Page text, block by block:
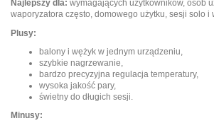
Najlepszy dla: wymagających użytkowników, osób
waporyzatora często, domowego użytku, sesji solo i
Plusy:
balony i wężyk w jednym urządzeniu,
szybkie nagrzewanie,
bardzo precyzyjna regulacja temperatury,
wysoka jakość pary,
świetny do długich sesji.
Minusy: